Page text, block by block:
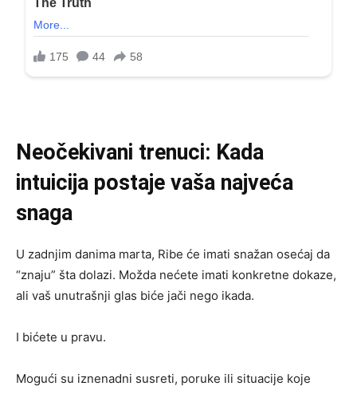
Neočekivani trenuci: Kada
intuicija postaje vaša najveća
snaga
U zadnjim danima marta, Ribe će imati snažan osećaj da
“znaju” šta dolazi. Možda nećete imati konkretne dokaze,
ali vaš unutrašnji glas biće jači nego ikada.
I bićete u pravu.
Mogući su iznenadni susreti, poruke ili situacije koje